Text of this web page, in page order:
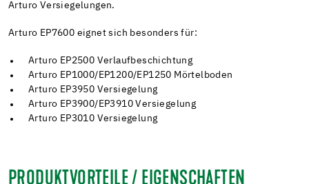
Arturo Versiegelungen.
Arturo EP7600 eignet sich besonders für:
Arturo EP2500 Verlaufbeschichtung
Arturo EP1000/EP1200/EP1250 Mörtelboden
Arturo EP3950 Versiegelung
Arturo EP3900/EP3910 Versiegelung
Arturo EP3010 Versiegelung